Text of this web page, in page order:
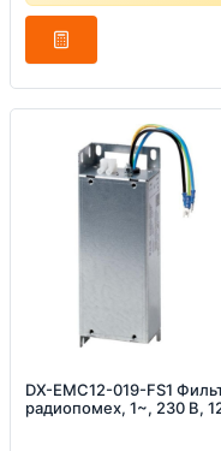
DX-EMC12-019-FS1
радиопомех, 1~, 230 В,